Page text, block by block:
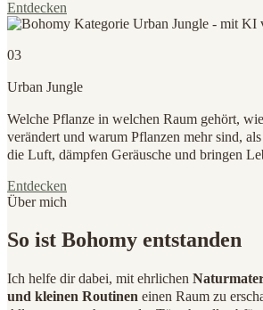
Entdecken
03
Urban Jungle
Welche Pflanze in welchen Raum gehört,
verändert und warum Pflanzen mehr sind,
die Luft, dämpfen Geräusche und bringen
Entdecken
Über mich
So ist Bohomy entstanden
Ich helfe dir dabei, mit ehrlichen
und kleinen Routinen einen Raum zu